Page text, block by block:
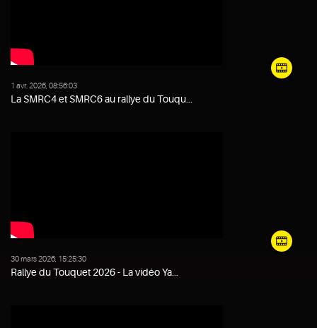
1 avr. 2026, 08:56:03
La SMRC4 et SMRC6 au rallye du Touqu...
30 mars 2026, 15:25:30
Rallye du Touquet 2026 - La vidéo Ya...